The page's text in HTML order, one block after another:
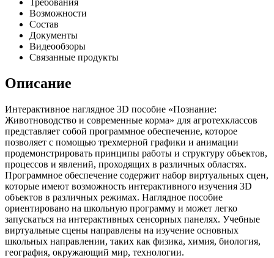
Возможности
Состав
Документы
Видеообзоры
Связанные продукты
Описание
Интерактивное наглядное 3D пособие «Познание:
Животноводство и современные корма» для агротехклассов
представляет собой программное обеспечение, которое
позволяет с помощью трехмерной графики и анимации
продемонстрировать принципы работы и структуру объектов,
процессов и явлений, проходящих в различных областях.
Программное обеспечение содержит набор виртуальных сцен,
которые имеют возможность интерактивного изучения 3D
объектов в различных режимах. Наглядное пособие
ориентировано на школьную программу и может легко
запускаться на интерактивных сенсорных панелях. Учебные
виртуальные сцены направлены на изучение основных
школьных направлении, таких как физика, химия, биология,
география, окружающий мир, технологии.